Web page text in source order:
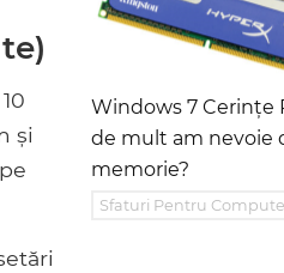
și
Windows 7 Cerințe
de mult am nevoie
memorie?
Sfaturi Pentru